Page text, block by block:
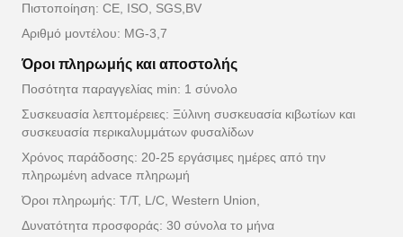
Πιστοποίηση: CE, ISO, SGS,BV
Αριθμό μοντέλου: MG-3,7
Όροι πληρωμής και αποστολής
Ποσότητα παραγγελίας min: 1 σύνολο
Συσκευασία λεπτομέρειες: Ξύλινη συσκευασία κιβωτίων και
συσκευασία περικαλυμμάτων φυσαλίδων
Χρόνος παράδοσης: 20-25 εργάσιμες ημέρες από την
πληρωμένη advace πληρωμή
Όροι πληρωμής: T/T, L/C, Western Union,
Δυνατότητα προσφοράς: 30 σύνολα το μήνα